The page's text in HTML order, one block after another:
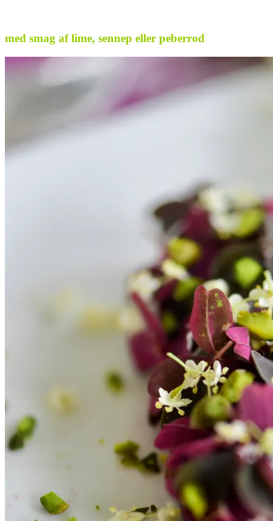
med smag af lime, sennep eller peberrod